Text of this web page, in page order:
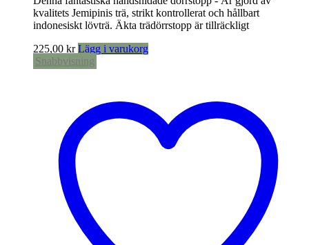
kvalitets Jemipinis trä, strikt kontrollerat och hållbart
indonesiskt lövträ. Äkta trädörrstopp är tillräckligt
225,00 kr Lägg i varukorg
Snabbvisning